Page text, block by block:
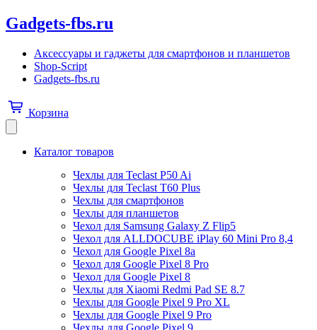
Gadgets-fbs.ru
Аксессуары и гаджеты для смартфонов и планшетов
Shop-Script
Gadgets-fbs.ru
Корзина
Каталог товаров
Чехлы для Teclast P50 Ai
Чехлы для Teclast T60 Plus
Чехлы для смартфонов
Чехлы для планшетов
Чехол для Samsung Galaxy Z Flip5
Чехол для ALLDOCUBE iPlay 60 Mini Pro 8,4
Чехол для Google Pixel 8a
Чехол для Google Pixel 8 Pro
Чехол для Google Pixel 8
Чехлы для Xiaomi Redmi Pad SE 8.7
Чехлы для Google Pixel 9 Pro XL
Чехлы для Google Pixel 9 Pro
Чехлы для Google Pixel 9